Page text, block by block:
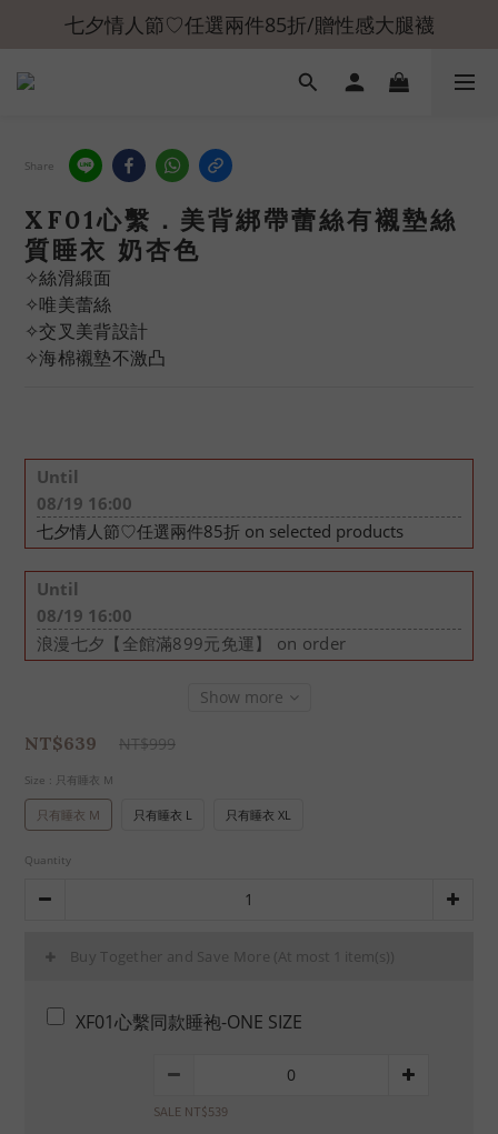
七夕情人節♡任選兩件85折/贈性感大腿襪
Share
XF01心繫．美背綁帶蕾絲有襯墊絲
質睡衣 奶杏色
✧絲滑緞面
✧唯美蕾絲
✧交叉美背設計
✧海棉襯墊不激凸
Until
08/19 16:00
七夕情人節♡任選兩件85折 on selected products
Until
08/19 16:00
浪漫七夕【全館滿899元免運】 on order
Show more
NT$639 NT$999
Size : 只有睡衣 M
只有睡衣 M 只有睡衣 L 只有睡衣 XL
Quantity
Buy Together and Save More (At most 1 item(s))
XF01心繫同款睡袍-ONE SIZE
SALE NT$539